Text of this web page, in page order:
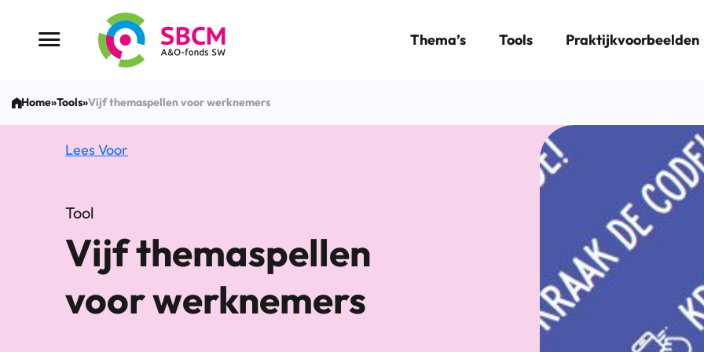
Menu button Thema’s Tools Praktijkvoorbeelden
Home»Tools»Vijf themaspellen voor werknemers
Lees Voor
Tool
Vijf themaspellen
voor werknemers